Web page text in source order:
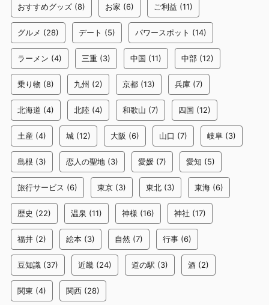
おすすめグッズ (8) お家 (6) ご利益 (11)
グルメ (28) デート (5) パワースポット (14)
ラーメン (4) 三重 (3) 中国 (11) 中部 (12)
乗り物 (8) 九州 (2) 京都 (13) 兵庫 (7)
北海道 (4) 北陸 (4) 和歌山 (7) 四国 (12)
土産 (4) 城 (12) 大阪 (6) 山口 (7) 岐阜 (3)
島根 (3) 恋人の聖地 (3) 愛媛 (7) 愛知 (5)
旅行サービス (6) 東京 (3) 東北 (3) 東海 (6)
歴史 (22) 温泉 (11) 神様 (16) 神社 (17)
福井 (2) 絵本 (3) 自然 (7) 行事 (6)
豆知識 (37) 近畿 (24) 道の駅 (3) 酒 (2)
関東 (4) 関西 (28)